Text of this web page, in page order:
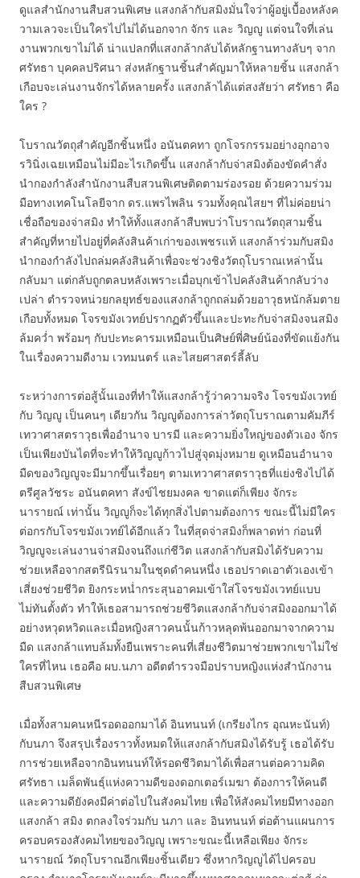
ดูแลสำนักงานสืบสวนพิเศษ แสงกล้ากับสมิงมั่นใจว่าผู้อยู่เบื้องหลังค
วามเลวจะเป็นใครไปไม่ได้นอกจาก จักร และ วิญญู แต่จนใจที่เล่น
งานพวกเขาไม่ได้ น่าแปลกที่แสงกล้ากลับได้หลักฐานทางลับๆ จาก
ศรัทธา บุคคลปริศนา ส่งหลักฐานชิ้นสำคัญมาให้หลายชิ้น แสงกล้า
เกือบจะเล่นงานจักรได้หลายครั้ง แสงกล้าได้แต่สงสัยว่า ศรัทธา คือ
ใคร ?
โบราณวัตถุสำคัญอีกชิ้นหนึ่ง อนันตคทา ถูกโจรกรรมอย่างอุกอาจ
รวินิ่งเฉยเหมือนไม่มีอะไรเกิดขึ้น แสงกล้ากับจ่าสมิงต้องขัดคำสั่ง
นำกองกำลังสำนักงานสืบสวนพิเศษติดตามร่องรอย ด้วยความร่วม
มือทางเทคโนโลยีจาก ดร.แพรไพลิน รวมทั้งคุณไสยฯ ที่ไม่ค่อยน่า
เชื่อถือของจ่าสมิง ทำให้ทั้งแสงกล้าสืบพบว่าโบราณวัตถุสามชิ้น
สำคัญที่หายไปอยู่ที่คลังสินค้าเก่าของเพชรแท้ แสงกล้าร่วมกับสมิง
นำกองกำลังไปถล่มคลังสินค้าเพื่อจะช่วงชิงวัตถุโบราณเหล่านั้น
กลับมา แต่กลับถูกตลบหลังเพราะเมื่อบุกเข้าไปคลังสินค้ากลับว่าง
เปล่า ตำรวจหน่วยกลยุทธ์ของแสงกล้าถูกถล่มด้วยอาวุธหนักล้มตาย
เกือบทั้งหมด โจรขมังเวทย์ปรากฏตัวขึ้นและปะทะกับจ่าสมิงจนสมิง
ล้มคว่ำ พร้อมๆ กับปะทะคารมเหมือนเป็นศิษย์พี่ศิษย์น้องที่ขัดแย้งกัน
ในเรื่องความดีงาม เวทมนตร์ และไสยศาสตร์ลี้ลับ
ระหว่างการต่อสู้นั้นเองที่ทำให้แสงกล้ารู้ว่าความจริง โจรขมังเวทย์
กับ วิญญู เป็นคนๆ เดียวกัน วิญญูต้องการล่าวัตถุโบราณตามคัมภีร์
เทวาศาสตราวุธเพื่ออำนาจ บารมี และความยิ่งใหญ่ของตัวเอง จักร
เป็นเพียงบันไดที่จะทำให้วิญญูก้าวไปสู่จุดมุ่งหมาย ดูเหมือนอำนาจ
มืดของวิญญูจะมีมากขึ้นเรื่อยๆ ตามเทวาศาสตราวุธที่แย่งชิงไปได้
ตรีศูลวัชระ อนันตคทา สังข์ไชยมงคล ขาดแต่ก็เพียง จักระ
นารายณ์ เท่านั้น วิญญูก็จะได้ทุกสิ่งไปตามต้องการ ขณะนี้ไม่มีใคร
ต่อกรกับโจรขมังเวทย์ได้อีกแล้ว ในที่สุดจ่าสมิงก็พลาดท่า ก่อนที่
วิญญูจะเล่นงานจ่าสมิงจนถึงแก่ชีวิต แสงกล้ากับสมิงได้รับความ
ช่วยเหลือจากสตรีนิรนามในชุดดำคนหนึ่ง เธอปราดเอาตัวเองเข้า
เสี่ยงช่วยชีวิต ยิงกระหน่ำกระสุนอาคมเข้าใส่โจรขมังเวทย์แบบ
ไม่ทันตั้งตัว ทำให้เธอสามารถช่วยชีวิตแสงกล้ากับจ่าสมิงออกมาได้
อย่างหวุดหวิดและเมื่อหญิงสาวคนนั้นก้าวหลุดพ้นออกมาจากความ
มืด แสงกล้าแทบล้มทั้งยืนเพราะคนที่เสี่ยงชีวิตมาช่วยพวกเขาไม่ใช่
ใครที่ไหน เธอคือ ผบ.นภา อดีตตำรวจมือปราบหญิงแห่งสำนักงาน
สืบสวนพิเศษ
เมื่อทั้งสามคนหนีรอดออกมาได้ อินทนนท์ (เกรียงไกร อุณหะนันท์)
กับนภา จึงสรุปเรื่องราวทั้งหมดให้แสงกล้ากับสมิงได้รับรู้ เธอได้รับ
การช่วยเหลือจากอินทนนท์ให้รอดชีวิตมาได้เพื่อสานต่อความคิด
ศรัทธา เมล็ดพันธุ์แห่งความดีของดอกเตอร์เมฆา ต้องการให้คนดี
และความดียังคงมีค่าต่อไปในสังคมไทย เพื่อให้สังคมไทยมีทางออก
แสงกล้า สมิง ตกลงใจร่วมกับ นภา และ อินทนนท์ ต่อต้านแผนการ
ครอบครองสังคมไทยของวิญญู เพราะขณะนี้เหลือเพียง จักระ
นารายณ์ วัตถุโบราณอีกเพียงชิ้นเดียว ซึ่งหากวิญญูได้ไปครอบ